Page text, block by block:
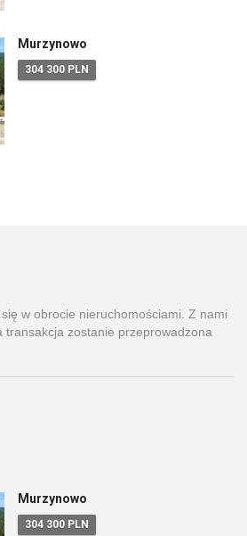
Murzynowo
304 300 PLN
w obrocie nieruchomościami. Z nami
transakcja zostanie przeprowadzona
Murzynowo
304 300 PLN